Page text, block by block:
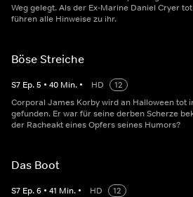
Weg gelegt. Als der Ex-Marine Daniel Cryer
führen alle Hinweise zu ihr.
Böse Streiche
S7 Ep.5 • 40 Min. • HD
12
Corporal James Korby wird an Halloween tot
gefunden. Er war für seine derben Scherze
der Racheakt eines Opfers seines Humors?
Das Boot
S7 Ep.6 • 41 Min. • HD
12